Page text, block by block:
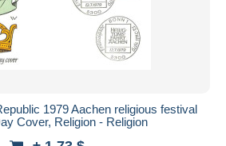
1979 Aachen religious festival
Cover, Religion - Religion